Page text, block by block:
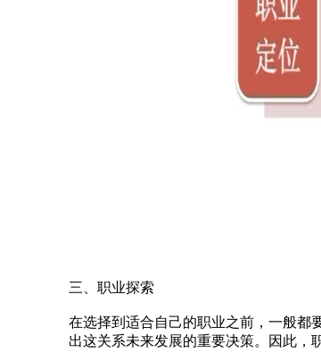
三、职业探索
在选择到适合自己的职业之前，一般都
出这关系未来发展的重要决策。因此，